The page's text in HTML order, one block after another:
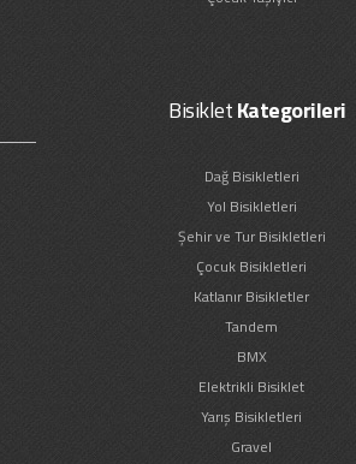
BisikletKategorileri
Dağ Bisikletleri
Yol Bisikletleri
Şehir ve Tur Bisikletleri
Çocuk Bisikletleri
Katlanır Bisikletler
Tandem
BMX
Elektrikli Bisiklet
Yarış Bisikletleri
Gravel